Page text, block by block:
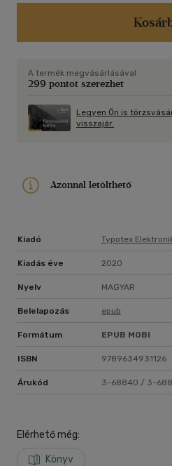
szenvedély, és Olli esélyt kap
A termék megvásárlásával
299 pontot szerezhet
Legyen Ön is
visszajár.
Azonnal letölthető
Kiadó Typotex
Kiadás éve 2020
Nyelv MAGYAR
Belelapozás epub
Formátum EPUB MOBI
ISBN 9789634931126
Árukód 3-68840 / 3-
Elérhető még:
Könyv